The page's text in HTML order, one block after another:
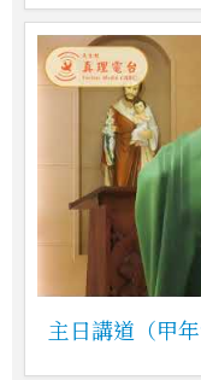
主日講道（甲